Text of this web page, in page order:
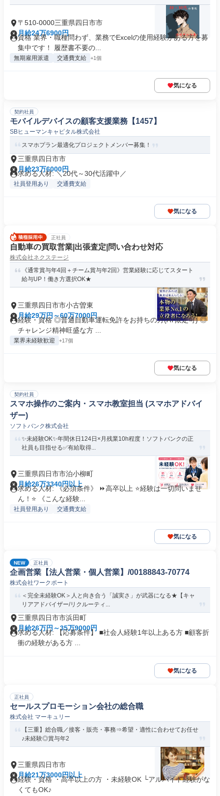
〒510-0000三重県四日市市
月給24万6900円
資格 業界・職種問わず、業務でExcelの使用経験がある方を募
集中です！ 履歴書不要の...
無期雇用派遣 交通費支給 +1個
気になる
契約社員
モバイルデバイスの顧客支援業務【1457】
SBヒューマンキャピタル株式会社
スマホプラン最適化プロジェクトメンバー募集！
三重県四日市市
月給23万6000円
求める人材: ＼20代～30代活躍中／
社員登用あり 交通費支給
気になる
正社員
自動車の買取営業|出張査定|問い合わせ対応
株式会社ネクステージ
《通常賞与年4回＋チーム賞与年2回》営業経験に応じてスタート
給与UP！働き方選択OK★
三重県四日市市小古曽東
月給29万円～60万7000円
経験・資格 ◎普通自動車運転免許をお持ちの方(AT限定可) ◎
チャレンジ精神旺盛な方 ...
業界未経験歓迎 +17個
気になる
契約社員
スマホ操作のご案内・スマホ教室担当 (スマホアドバイ
ザー)
ソフトバンク株式会社
✨未経験OK✨年間休日124日×月残業10h程度！ソフトバンクの正
社員も目指せる✅有給取得...
三重県四日市市泊小柳町
月給26万3340円以上
求める人材: 《必須条件》 ⏩高卒以上 ⭐経験は一切問いませ
ん！⭐ 《こんな経験...
社員登用あり 交通費支給
気になる
NEW 正社員
企画営業【法人営業・個人営業】/00188843-70774
株式会社ワークポート
＜完全未経験OK＞人と向き合う「誠実さ」が武器になる★【キャ
リアアドバイザー/リクルーティ...
三重県四日市市浜田町
月給26万円～35万9000円
求める人材: 【応募条件】 ■社会人経験1年以上ある方 ■顧客折
衝の経験がある方 ...
気になる
正社員
セールスプロモーション会社の総合職
株式会社 マーキュリー
【三重】総合職／接客・販売・事務⇒希望・適性に合わせてお任せ
♪未経験◎賞与年2
三重県四日市市
月給21万3000円以上
経験・資格 ・高卒以上の方 ・未経験OK └アルバイト経験がな
くてもOK♪